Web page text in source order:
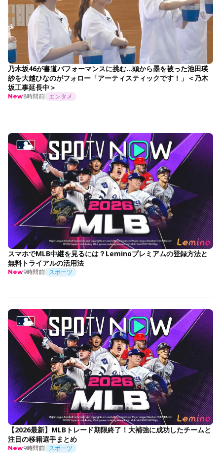
乃木坂46が書道パフォーマンスに挑む…頭から墨を被った池田瑛
紗を大越ひなのがフォロー「アーティスティックです！」＜乃木
坂工事延長中＞
New8時間前 エンタメ
スマホでMLB中継を見るには？Leminoプレミアムの登録方法と
無料トライアルの活用法
New9時間前 スポーツ
【2026最新】MLBトレード期限終了！大補強に成功したチームと
注目の移籍選手まとめ
New9時間前 スポーツ